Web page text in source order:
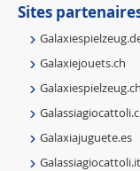
Sites
Galaxiejouets.ch
Galaxiespielzeug.ch
Galaxiajuguete.es
Galassiagiocattoli.it